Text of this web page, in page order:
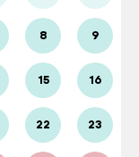
8 9
15 16
22 23